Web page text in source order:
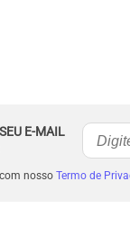
E-MAIL
nosso Termo de